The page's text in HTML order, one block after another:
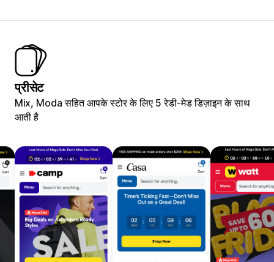
प्रीसेट
Mix, Moda सहित आपके स्टोर के लिए 5 रेडी-मेड डिज़ाइन के साथ
आती है